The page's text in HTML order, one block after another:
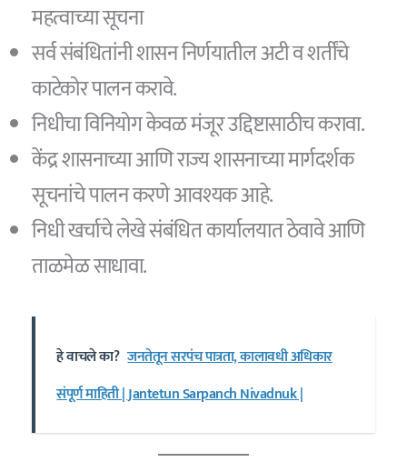
महत्वाच्या सूचना
सर्व संबंधितांनी शासन निर्णयातील अटी व शर्तींचे
काटेकोर पालन करावे.
निधीचा विनियोग केवळ मंजूर उद्दिष्टासाठीच करावा.
केंद्र शासनाच्या आणि राज्य शासनाच्या मार्गदर्शक
सूचनांचे पालन करणे आवश्यक आहे.
निधी खर्चाचे लेखे संबंधित कार्यालयात ठेवावे आणि
ताळमेळ साधावा.
हे वाचले का? जनतेतून सरपंच पात्रता, कालावधी अधिकार
संपूर्ण माहिती | Jantetun Sarpanch Nivadnuk |